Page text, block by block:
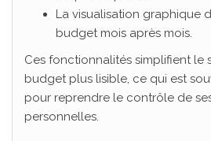
La visualisation graphique
budget mois après mois.
Ces fonctionnalités simplifient le
budget plus lisible, ce qui est
pour reprendre le contrôle de
personnelles.